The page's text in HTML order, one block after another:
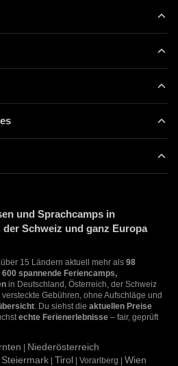
und Sprachcamps in
Schweiz und ganz Europa
15 Ländern aktuell mehr als 98
600 spannende Feriencamps,
in Deutschland, Österreich, der Schweiz
Gebühren, ohne Aufschläge und
. Du siehst die aktuellen Preise
echte Ferienerlebnisse – fair, geprüft
| Niederösterreich
Steiermark | Tirol | Vorarlberg | Wien